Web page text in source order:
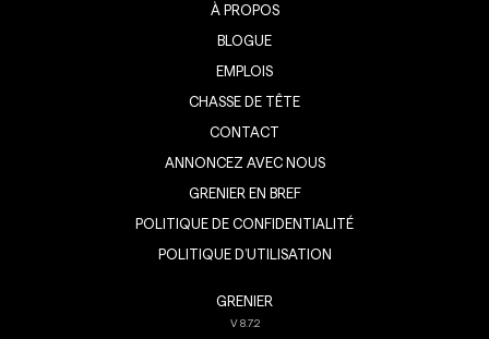
À PROPOS
BLOGUE
EMPLOIS
CHASSE DE TÊTE
CONTACT
ANNONCEZ AVEC NOUS
GRENIER EN BREF
POLITIQUE DE CONFIDENTIALITÉ
POLITIQUE D’UTILISATION
GRENIER
V8.7.2